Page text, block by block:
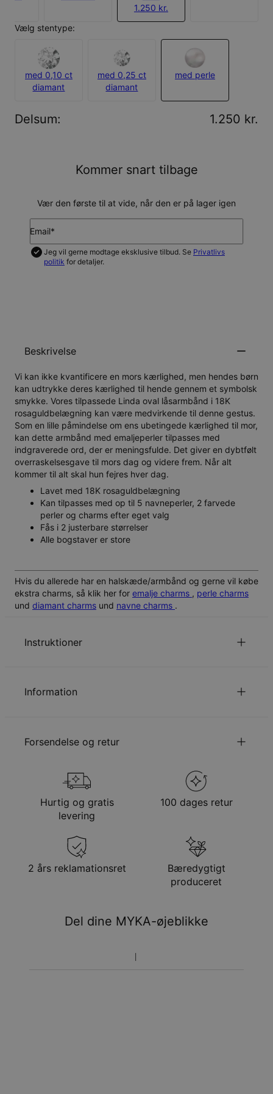
1.250 kr.
Vælg stentype:
med 0,10 ct
diamant
med 0,25 ct
diamant
med perle
Delsum: 1.250 kr.
Kommer snart tilbage
Vær den første til at vide, når den er på lager igen
Email*
Jeg vil gerne modtage eksklusive tilbud. Se Privatlivs
politik for detaljer.
Beskrivelse
Vi kan ikke kvantificere en mors kærlighed, men hendes børn
kan udtrykke deres kærlighed til hende gennem et symbolsk
smykke. Vores tilpassede Linda oval låsarmbånd i 18K
rosaguldbelægning kan være medvirkende til denne gestus.
Som en lille påmindelse om ens ubetingede kærlighed til mor,
kan dette armbånd med emaljeperler tilpasses med
indgraverede ord, der er meningsfulde. Det giver en dybtfølt
overraskelsesgave til mors dag og videre frem. Når alt
kommer til alt skal hun fejres hver dag.
Lavet med 18K rosaguldbelægning
Kan tilpasses med op til 5 navneperler, 2 farvede
perler og charms efter eget valg
Fås i 2 justerbare størrelser
Alle bogstaver er store
Hvis du allerede har en halskæde/armbånd og gerne vil købe
ekstra charms, så klik her for emalje charms , perle charms
und diamant charms und navne charms .
Instruktioner
Klik her for at se din armbåndlængde guide.
Information
Kædelængde
17.7 cm / 20 cm
14.5mm x 5.3mm; Charm: 6.2mm x
Hypoallergenisk
Nikkelfri
Forsendelse og retur
forsendelsesmetode
Metode Anslået leveringsdato
Gratis levering
søn. 23. aug. - man.
24. aug.
Hastelevering
ons. 12. aug. - fre. 14.
aug.
Du vil ikke blive opkrævet yderligere afgifter.
Vær opmærksom på at tidsperioden nævnt ovenfor er
Hurtig og gratis
levering
100 dages retur
2 års reklamationsret
Bæredygtigt
produceret
Del dine MYKA-øjeblikke